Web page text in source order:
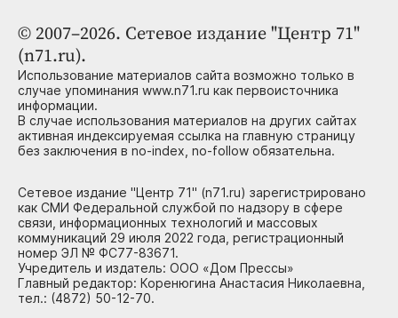
© 2007–2026. Сетевое издание "Центр 71"
(n71.ru).
Использование материалов сайта возможно только в
случае упоминания www.n71.ru как первоисточника
информации.
В случае использования материалов на других сайтах
активная индексируемая ссылка на главную страницу
без заключения в no-index, no-follow обязательна.
Сетевое издание "Центр 71" (n71.ru) зарегистрировано
как СМИ Федеральной службой по надзору в сфере
связи, информационных технологий и массовых
коммуникаций 29 июля 2022 года, регистрационный
номер ЭЛ № ФС77-83671.
Учредитель и издатель: ООО «Дом Прессы»
Главный редактор: Коренюгина Анастасия Николаевна,
тел.: (4872) 50-12-70.